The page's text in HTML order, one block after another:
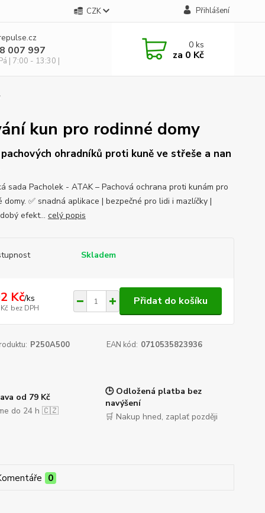
CZK Přihlášení
007 997
| 7:00 - 13:30 |
0ks
za 0 Kč
kun pro rodinné domy
ohradníků proti kuně ve střeše a nan
sada Pacholek - ATAK – Pachová ochrana proti kunám pro
domy. ✅ snadná aplikace | bezpečné pro lidi i mazlíčky |
efekt... celý popis
Skladem
Kč/ks
bez DPH
Přidat do košíku
P250A500 EAN kód: 0710535823936
od 79 Kč
do 24 h 🇨🇿
🕒 Odložená platba bez
navýšení
🛒 Nakup hned, zaplať později
0